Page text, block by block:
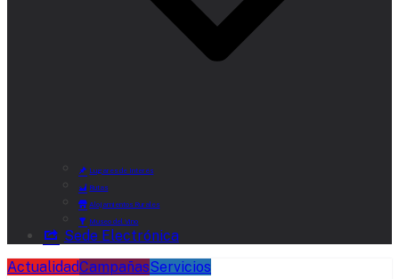
Lugares de Interés
Rutas
Alojamientos Rurales
Museo del Vino
Sede Electrónica
ActualidadCampañasServicios